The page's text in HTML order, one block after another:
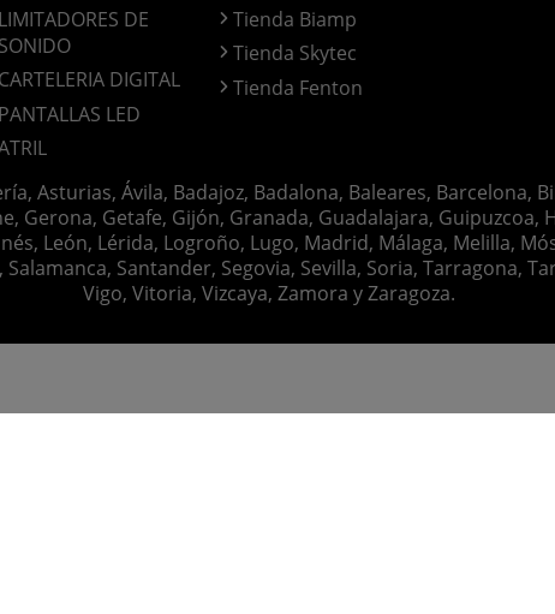
DE
DIGITAL
LED
Tienda Biamp
Tienda Skytec
Tienda Fenton
Asturias, Ávila, Badajoz, Badalona, Baleares, Barcelona,
Gerona, Getafe, Gijón, Granada, Guadalajara, Guipuzcoa,
León, Lérida, Logroño, Lugo, Madrid, Málaga, Melilla,
Santander, Segovia, Sevilla, Soria, Tarragona,
Vigo, Vitoria, Vizcaya, Zamora y Zaragoza.